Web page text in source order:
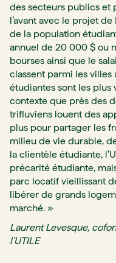
des secteurs publics et
l’avant avec le projet
de la population
annuel de 20 000 $ ou
bourses ainsi que le
classent parmi les villes
étudiantes sont les plus
contexte que près des
trifluviens louent des
plus pour partager les
milieu de vie durable,
la clientèle étudiante,
précarité étudiante,
parc locatif vieillissant
libérer de grands
marché. »
Laurent Levesque,
l’UTILE